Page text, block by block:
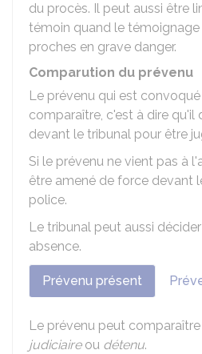
du procès. Il peut aussi être
témoin quand le
proches en grave danger.
Comparution du prévenu
Le prévenu qui est
comparaître, c'est à dire qu'il
devant le tribunal pour être
Si le prévenu ne vient pas à
être amené de force devant
police.
Le tribunal peut aussi
absence.
Prévenu présent
Le prévenu peut comparaître
judiciaireou détenu.